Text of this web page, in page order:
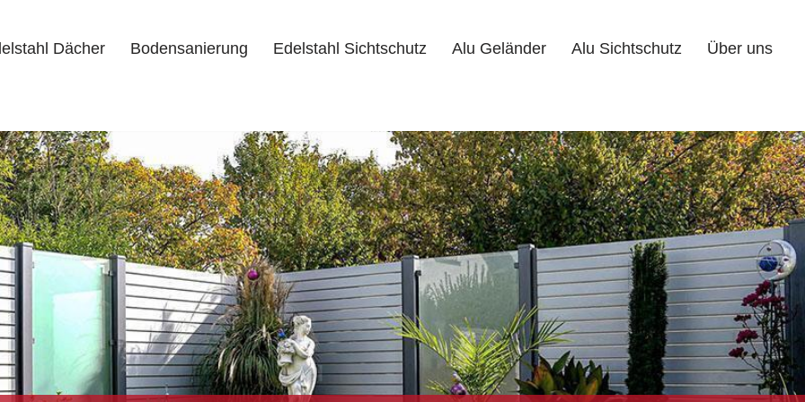
Dächer Bodensanierung Edelstahl Sichtschutz Alu Geländer Alu Sichtschutz
Über uns
Dächer Bodensanierung Edelstahl Sichtschutz Alu Geländer Alu Sichtschutz Über uns Kontakt